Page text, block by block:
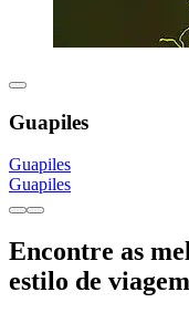
Guapiles
Guapiles
Guapiles
Encontre as
estilo de viagem